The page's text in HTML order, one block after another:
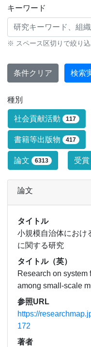
研究業績に対す
キーワード
※ スペース区切りで絞り込
条件クリア 検索
種別
研究業績タイプ
社会貢献活動 117
書籍等出版物 417
論文 6313 受
論文
タイトル
小規模自治体におけ
に関する研究
タイトル（英）
Research on system
among small-scale
参照URL
https://
172
著者